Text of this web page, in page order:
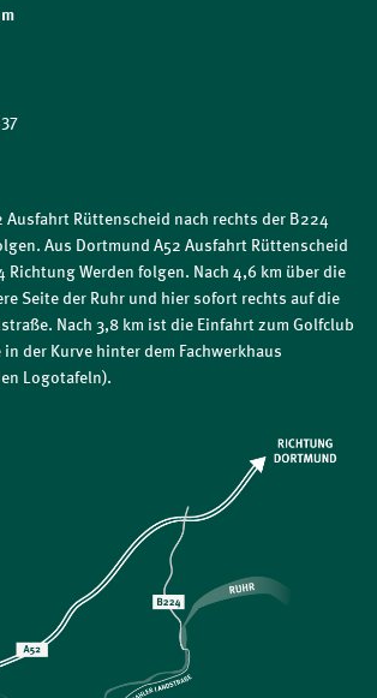
Ausfahrt Rüttenscheid nach rechts der B224
Aus Dortmund A52 Ausfahrt Rüttenscheid
Richtung Werden folgen. Nach 4,6 km über die
Seite der Ruhr und hier sofort rechts auf die
Nach 3,8 km ist die Einfahrt zum Golfclub
der Kurve hinter dem Fachwerkhaus
Logotafeln).